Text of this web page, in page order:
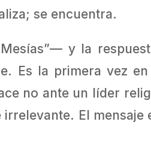
se encuentra.
y la
Es la primera vez
no ante un líder
El